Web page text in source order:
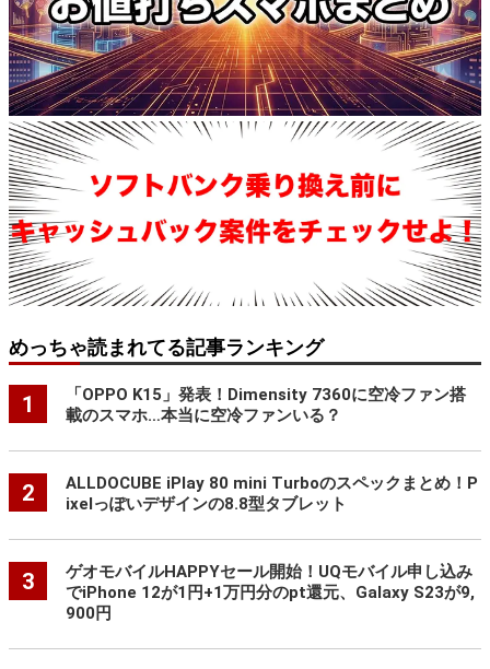
めっちゃ読まれてる記事ランキング
1
「OPPO K15」発表！Dimensity 7360に空冷ファン搭
載のスマホ…本当に空冷ファンいる？
2
ALLDOCUBE iPlay 80 mini Turboのスペックまとめ！P
ixelっぽいデザインの8.8型タブレット
3
ゲオモバイルHAPPYセール開始！UQモバイル申し込み
でiPhone 12が1円+1万円分のpt還元、Galaxy S23が9,
900円